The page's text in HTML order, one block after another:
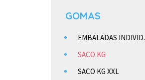
GOMAS
EMBALADAS INDIVID.
SACO KG
SACO KG XXL